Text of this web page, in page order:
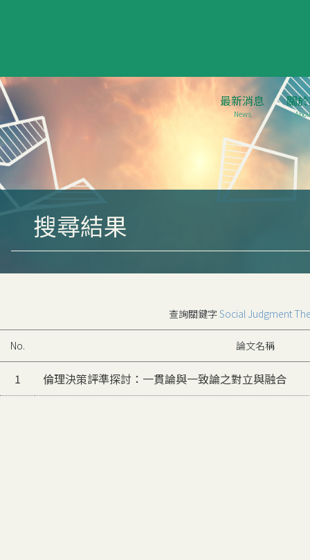
最新消息
News
關
搜尋結果
查詢關鍵字Social Judgment
No. 論文名稱
1 倫理決策評準探討：一貫論與一致論之對立與融合